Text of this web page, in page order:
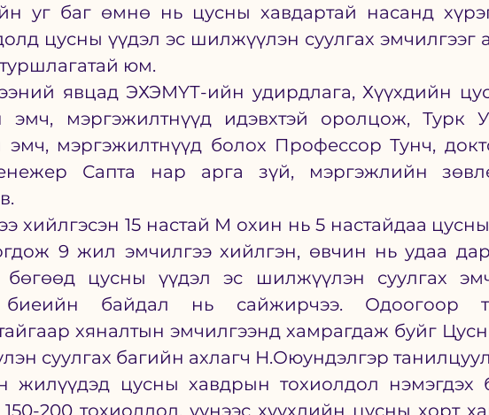
уг баг өмнө нь цусны хавдартай насанд
цусны үүдэл эс шилжүүлэн суулгах эмчилгээг
юм.
явцад ЭХЭМҮТ-ийн удирдлага, Хүүхдийн
эмч, мэргэжилтнүүд идэвхтэй оролцож, Турк
эмч, мэргэжилтнүүд болох Профессор Тунч,
Сапта нар арга зүй, мэргэжлийн
хийлгэсэн 15 настай М охин нь 5 настайдаа
9 жил эмчилгээ хийлгэн, өвчин нь удаа
бөгөөд цусны үүдэл эс шилжүүлэн суулгах
байдал нь сайжирчээ. Одоогоор
хяналтын эмчилгээнд хамрагдаж буйг
суулгах багийн ахлагч Н.Оюундэлгэр
жилүүдэд цусны хавдрын тохиолдол нэмэгдэх
200 тохиолдол, үүнээс хүүхдийн цусны хорт